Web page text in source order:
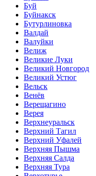
Буй
Буйнакск
Бутурлиновка
Валдай
Валуйки
Велиж
Великие Луки
Великий Новгород
Великий Устюг
Вельск
Венёв
Верещагино
Верея
Верхнеуральск
Верхний Тагил
Верхний Уфалей
Верхняя Пышма
Верхняя Салда
Верхняя Тура